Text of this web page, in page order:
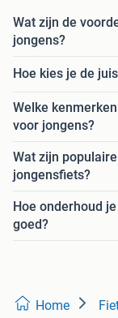
Wat zijn de
jongens?
Hoe kies je de
Welke
voor jongens?
Wat zijn
jongensfiets?
Hoe onderhoud
goed?
Home